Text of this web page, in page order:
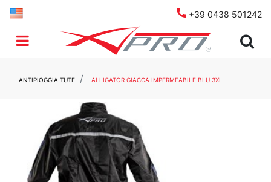
+39 0438 501242
Open menu
ANTIPIOGGIA TUTE ALLIGATOR GIACCA IMPERMEABILE BLU 3XL